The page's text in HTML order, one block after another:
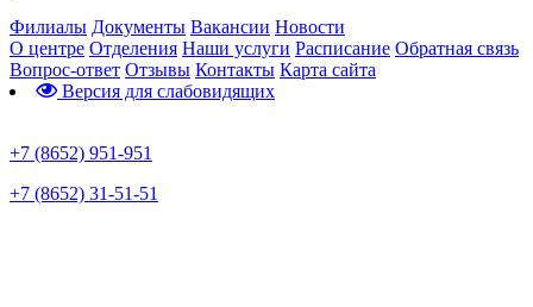
Филиалы Документы Вакансии Новости
О центре Отделения Наши услуги Расписание Обратная связь
Вопрос-ответ Отзывы Контакты Карта сайта
Версия для слабовидящих
+7 (8652) 951-951
+7 (8652) 31-51-51